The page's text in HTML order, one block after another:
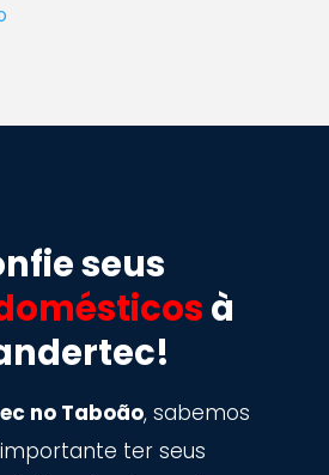
seus
à
no Taboão, sabemos
ter seus